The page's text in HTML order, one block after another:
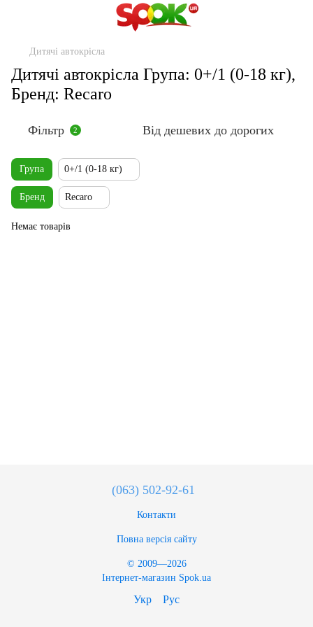
Дитячі автокрісла
Дитячі автокрісла Група: 0+/1 (0-18 кг),
Бренд: Recaro
Фільтр 2 Від дешевих до дорогих
Група 0+/1 (0-18 кг)
Бренд Recaro
Немає товарів
(063) 502-92-61
Контакти
Повна версія сайту
© 2009—2026
Інтернет-магазин Spok.ua
Укр Рус